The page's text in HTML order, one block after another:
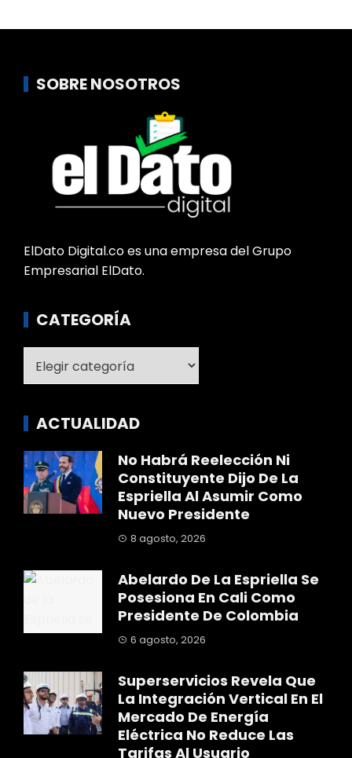
SOBRE NOSOTROS
ElDato Digital.co es una empresa del Grupo
Empresarial ElDato.
CATEGORÍA
ACTUALIDAD
No Habrá Reelección Ni
Constituyente Dijo De La
Espriella Al Asumir Como
Nuevo Presidente
8 agosto, 2026
Abelardo De La Espriella Se
Posesiona En Cali Como
Presidente De Colombia
6 agosto, 2026
Superservicios Revela Que
La Integración Vertical En El
Mercado De Energía
Eléctrica No Reduce Las
Tarifas Al Usuario